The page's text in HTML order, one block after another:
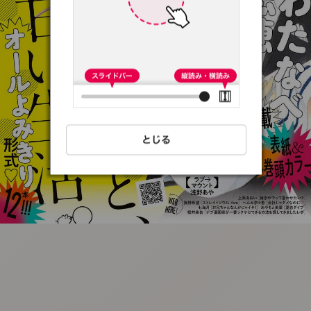
:692.15.692.08:t-
vnqp.lunrzsdszk.vn.oi